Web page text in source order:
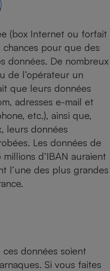
(box Internet ou forfait
pour que des
données. De nombreux
de l’opérateur un
que leurs données
adresses e-mail et
etc.), ainsi que,
leurs données
Les données de
d’IBAN auraient
l’une des plus grandes
données soient
. Si vous faites
alimentaire
bouteille
Assurance emprunteur
Lave-linge
induction
Téléviseur
Matelas
Mutuelle
Antimoustique